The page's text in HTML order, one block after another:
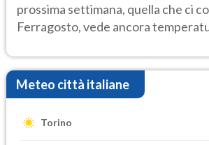
prossima settimana, quella che ci
Ferragosto, vede ancora
Meteo città italiane
Torino